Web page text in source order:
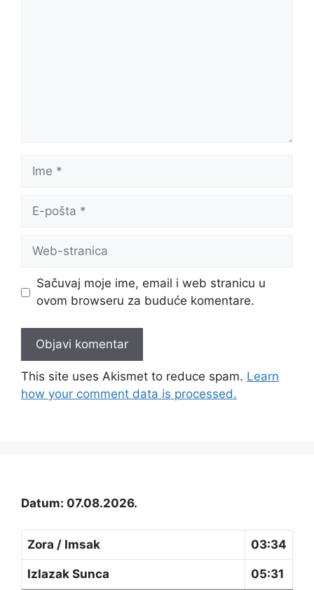
Ime
pošta
Web-
Sačuvaj moje ime, email i web stranicu u
ovom browseru za buduće komentare.
This site uses Akismet to reduce spam. Learn
how your comment data is processed.
Datum: 07.08.2026.
Zora / Imsak 03:34
Izlazak Sunca 05:31